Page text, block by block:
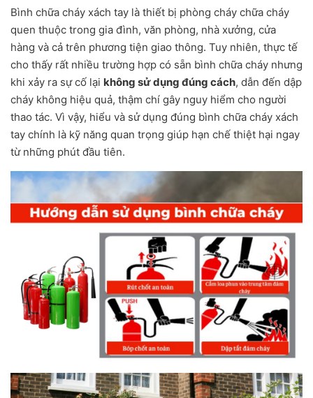
Bình chữa cháy xách tay là thiết bị phòng cháy chữa cháy
quen thuộc trong gia đình, văn phòng, nhà xưởng, cửa
hàng và cả trên phương tiện giao thông. Tuy nhiên, thực tế
cho thấy rất nhiều trường hợp có sẵn bình chữa cháy nhưng
khi xảy ra sự cố lại không sử dụng đúng cách, dẫn đến dập
cháy không hiệu quả, thậm chí gây nguy hiểm cho người
thao tác. Vì vậy, hiểu và sử dụng đúng bình chữa cháy xách
tay chính là kỹ năng quan trọng giúp hạn chế thiệt hại ngay
từ những phút đầu tiên.